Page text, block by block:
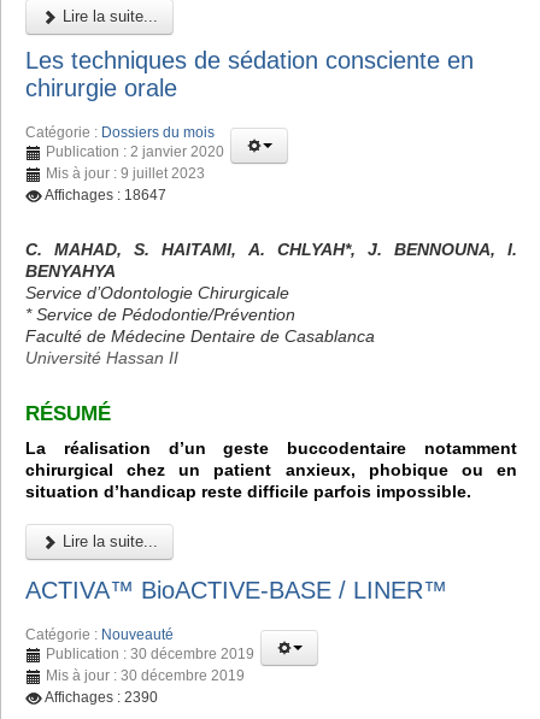
Lire la suite...
Les techniques de sédation consciente en
chirurgie orale
Catégorie : Dossiers du mois
Publication : 2 janvier 2020
Mis à jour : 9 juillet 2023
Affichages : 18647
C. MAHAD, S. HAITAMI, A. CHLYAH*, J. BENNOUNA, I.
BENYAHYA
Service d’Odontologie Chirurgicale
* Service de Pédodontie/Prévention
Faculté de Médecine Dentaire de Casablanca
Université Hassan II
RÉSUMÉ
La réalisation d’un geste buccodentaire notamment
chirurgical chez un patient anxieux, phobique ou en
situation d’handicap reste difficile parfois impossible.
Lire la suite...
ACTIVA™ BioACTIVE-BASE / LINER™
Catégorie : Nouveauté
Publication : 30 décembre 2019
Mis à jour : 30 décembre 2019
Affichages : 2390